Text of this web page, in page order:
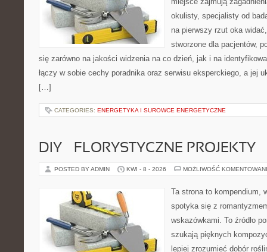
okulisty, specjalisty od
na pierwszy rzut oka
stworzone dla pacjentów,
się zarówno na jakości widzenia na co dzień, jak i na
łączy w sobie cechy poradnika oraz serwisu eksperckiego, a jej
[…]
CATEGORIES: ENERGETYKA I SUROWCE ENERGETYCZNE
DIY – FLORYSTYCZNE PROJEKTY
POSTED BY ADMIN KWI - 8 - 2026 MOŻLIWOŚĆ
Ta strona to kompendium,
spotyka się z
wskazówkami. To źródło
szukają pięknych
lepiej zrozumieć dobór